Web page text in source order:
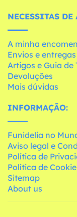
NECESSITAS DE
A minha
Envios e entregas
Artigos e Guia de
Devoluções
Mais dúvidas
INFORMAÇÃO:
Funidelia no
Aviso legal e
Política de
Política de
Sitemap
About us